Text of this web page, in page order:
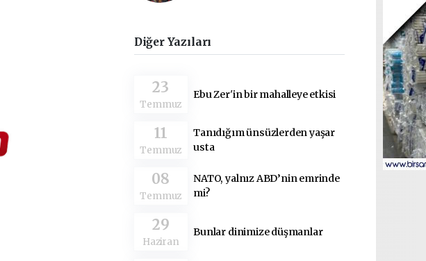
Diğer Yazıları
23
Temmuz
Ebu Zer'in bir mahalleye etkisi
11
Temmuz
Tanıdığım ünsüzlerden yaşar
usta
08
Temmuz
NATO, yalnız ABD’nin emrinde
mi?
29
Haziran
Bunlar dinimize düşmanlar